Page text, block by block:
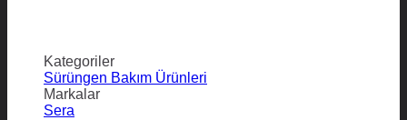
Kategoriler
Sürüngen Bakım Ürünleri
Markalar
Sera